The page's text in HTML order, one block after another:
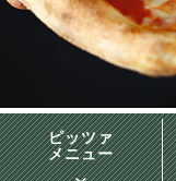
ピッツァ
メニュー